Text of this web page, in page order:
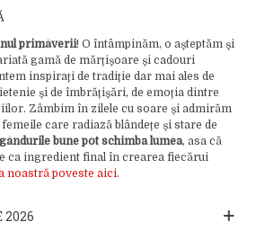
primăverii! O întâmpinăm, o așteptăm și
gamă de mărțișoare și cadouri
inspirați de tradiție dar mai ales de
și de îmbrățișări, de emoția dintre
Zâmbim în zilele cu soare și admirăm
care radiază blândețe și stare de
gândurile bune pot schimba lumea, asa că
ca ingredient final în crearea fiecărui
noastră poveste aici.
2026